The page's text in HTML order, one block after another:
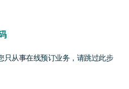
只从事在线预订业务，请跳过此步